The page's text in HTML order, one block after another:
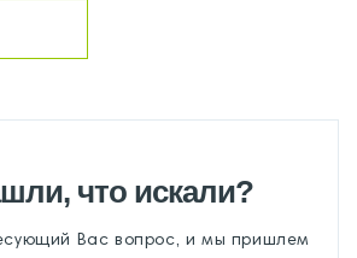
что искали?
Вас вопрос, и мы пришлем